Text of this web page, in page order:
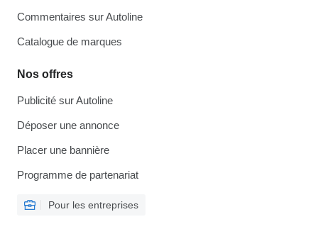
Commentaires sur Autoline
Catalogue de marques
Nos offres
Publicité sur Autoline
Déposer une annonce
Placer une bannière
Programme de partenariat
Pour les entreprises